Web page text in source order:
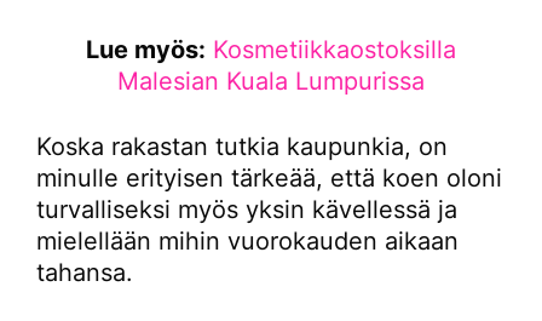
Lue myös: Kosmetiikkaostoksilla
Malesian Kuala Lumpurissa
Koska rakastan tutkia kaupunkia, on
minulle erityisen tärkeää, että koen oloni
turvalliseksi myös yksin kävellessä ja
mielellään mihin vuorokauden aikaan
tahansa.